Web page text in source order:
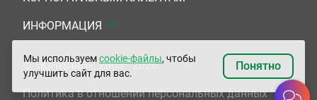
УЗИ
ЭКГ/Холтер/СМАД
Приемы врачей
Система скидок
Подарочные сертификаты
Сертификаты на комплексные программы
Медицинским организациям
Прочим организациям
ИНФОРМАЦИЯ
О Компании
Контакты
© «ЮНИЛАБ», 2003 - 2026
Политика в отношении персональных данных
Мы используемcookie-файлы, чтобы
улучшить сайт для вас.
Понятно